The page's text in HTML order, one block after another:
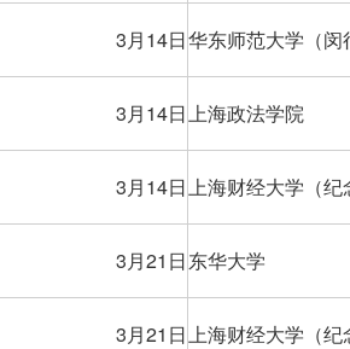
3月14日华东师范大学（闵
3月14日上海政法学院
3月14日上海财经大学（纪
3月21日东华大学
3月21日上海财经大学（纪